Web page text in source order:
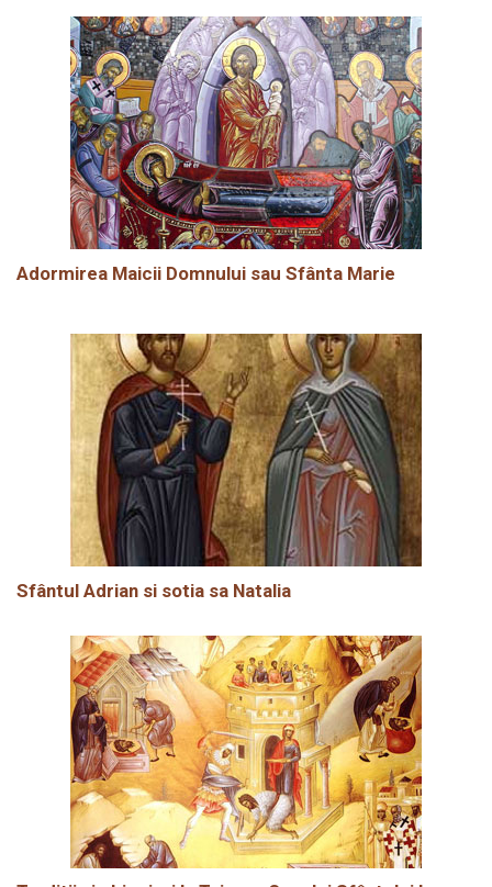
Adormirea Maicii Domnului sau Sfânta Marie
Sfântul Adrian si sotia sa Natalia